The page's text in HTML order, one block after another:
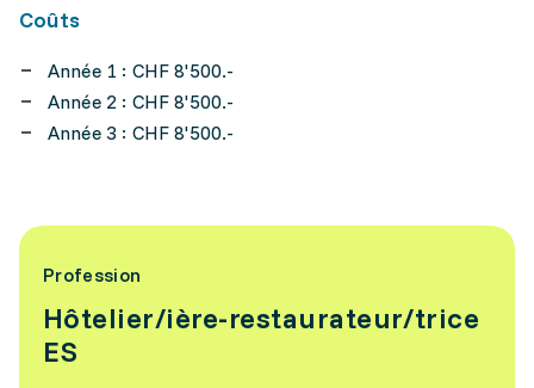
Coûts
Année 1 : CHF 8'500.-
Année 2 : CHF 8'500.-
Année 3 : CHF 8'500.-
Profession
Hôtelier/ière-restaurateur/trice
ES